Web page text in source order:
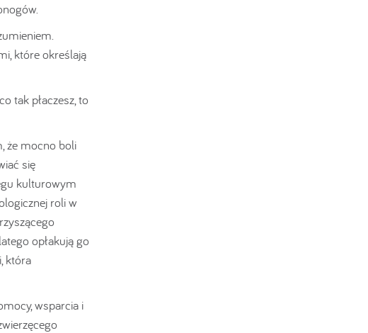
które określają
tak płaczesz, to
że mocno boli
się
kulturowym
roli w
opłakują go
która
wsparcia i